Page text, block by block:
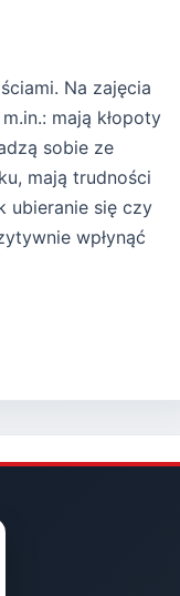
Na zajęcia
mają kłopoty
sobie ze
mają trudności
ubieranie się czy
wpłynąć